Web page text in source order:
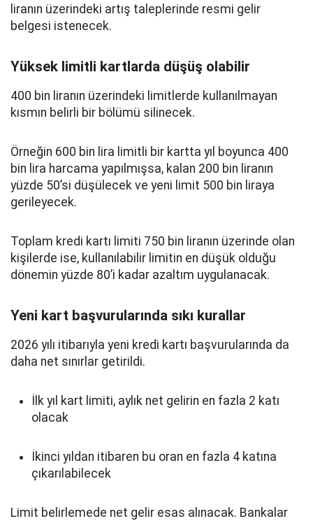
liranın üzerindeki artış taleplerinde resmi gelir
belgesi istenecek.
Yüksek limitli kartlarda düşüş olabilir
400 bin liranın üzerindeki limitlerde kullanılmayan
kısmın belirli bir bölümü silinecek.
Örneğin 600 bin lira limitli bir kartta yıl boyunca 400
bin lira harcama yapılmışsa, kalan 200 bin liranın
yüzde 50’si düşülecek ve yeni limit 500 bin liraya
gerileyecek.
Toplam kredi kartı limiti 750 bin liranın üzerinde olan
kişilerde ise, kullanılabilir limitin en düşük olduğu
dönemin yüzde 80’i kadar azaltım uygulanacak.
Yeni kart başvurularında sıkı kurallar
2026 yılı itibarıyla yeni kredi kartı başvurularında da
daha net sınırlar getirildi.
İlk yıl kart limiti, aylık net gelirin en fazla 2 katı
olacak
İkinci yıldan itibaren bu oran en fazla 4 katına
çıkarılabilecek
Limit belirlemede net gelir esas alınacak. Bankalar